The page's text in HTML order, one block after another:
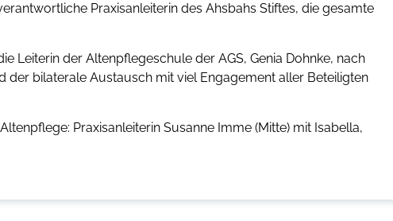
Praxisanleiterin des Ahsbahs Stiftes, die gesamte
Leiterin der Altenpflegeschule der AGS, Genia Dohnke, nach
der bilaterale Austausch mit viel Engagement aller Beteiligten
Praxisanleiterin Susanne Imme (Mitte) mit Isabella,